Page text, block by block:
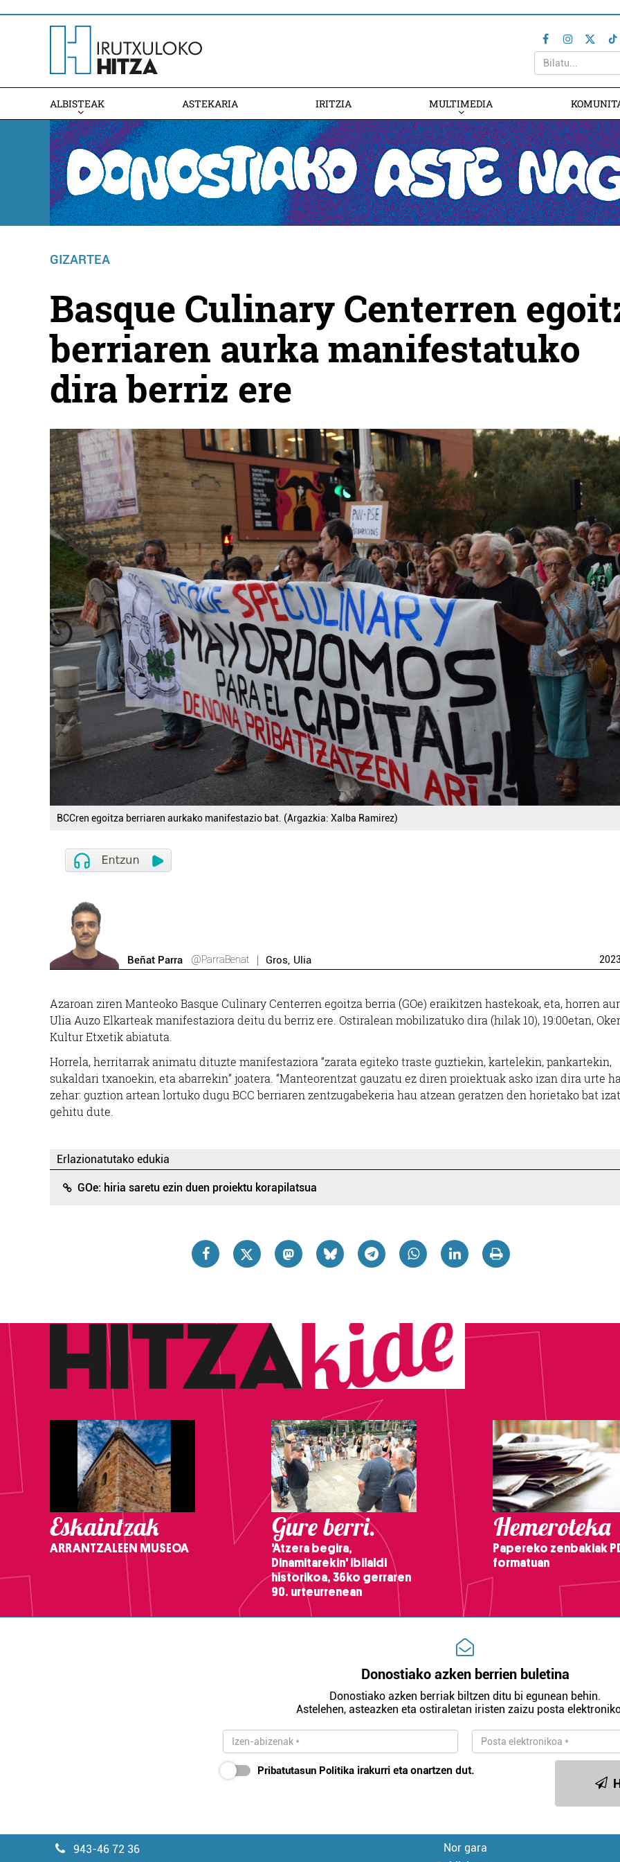
ALBISTEAK ASTEKARIA IRITZIA MULTIMEDIA
GIZARTEA
Basque Culinary Centerren
berriaren aurka manifestatuko
dira berriz ere
BCCren egoitza berriaren aurkako manifestazio bat. (Argazkia: Xalba Ramirez)
Beñat Parra @ParraBenat Gros, Ulia 2023
Azaroan ziren Manteoko Basque Culinary Centerren egoitza berria (GOe) eraikitzen hastekoak, eta, horren
Ulia Auzo Elkarteak manifestaziora deitu du berriz ere. Ostiralean mobilizatuko dira (hilak 10), 19:00etan,
Kultur Etxetik abiatuta.
Horrela, herritarrak animatu dituzte manifestaziora “zarata egiteko traste guztiekin, kartelekin, pankartekin,
sukaldari txanoekin, eta abarrekin” joatera. “Manteorentzat gauzatu ez diren proiektuak asko izan dira urte
zehar: guztion artean lortuko dugu BCC berriaren zentzugabekeria hau atzean geratzen den horietako bat
gehitu dute.
Erlazionatutako edukia
GOe: hiria saretu ezin duen proiektu korapilatsua
Eskaintzak
ARRANTZALEEN MUSEOA
Gure berri.
'Atzera begira,
Dinamitarekin' ibilaldi
historikoa, 36ko gerraren
90. urteurrenean
Hemeroteka
Papereko zenbakiak
formatuan
Donostiako azken berrien buletina
Donostiako azken berriak biltzen ditu bi egunean behin.
Astelehen, asteazken eta ostiraletan iristen zaizu posta
Pribatutasun Politika irakurri eta onartzen dut.
943-46 72 36
Nor gara